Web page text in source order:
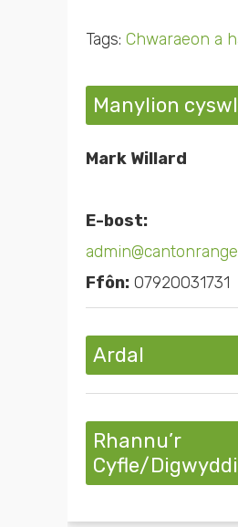
Tags: Chwaraeon a
Manylion
Mark Willard
E-bost:
Ffôn: 07920031731
Ardal
Rhannu’r
Cyfle/